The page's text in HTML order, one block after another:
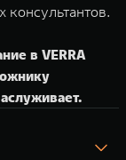
в VERRA